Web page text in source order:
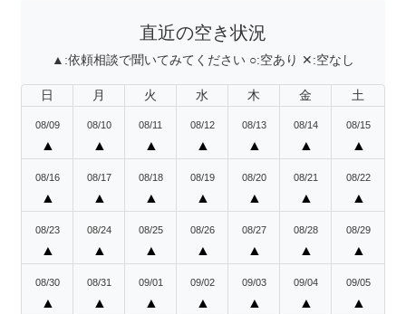
直近の空き状況
▲:依頼相談で聞いてみてください ○:空あり ✕:空なし
日 月 火 水 木 金 土
08/09
▲
08/10
▲
08/11
▲
08/12
▲
08/13
▲
08/14
▲
08/15
▲
08/16
▲
08/17
▲
08/18
▲
08/19
▲
08/20
▲
08/21
▲
08/22
▲
08/23
▲
08/24
▲
08/25
▲
08/26
▲
08/27
▲
08/28
▲
08/29
▲
08/30
▲
08/31
▲
09/01
▲
09/02
▲
09/03
▲
09/04
▲
09/05
▲